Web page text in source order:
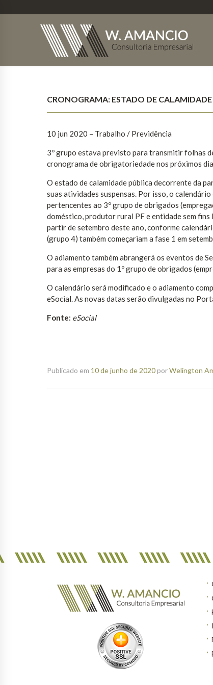
CRONOGRAMA: ESTADO DE
10 jun 2020 – Trabalho / Previdência
3º grupo estava previsto para transmitir folhas
cronograma de obrigatoriedade nos próximos
O estado de calamidade pública decorrente da
suas atividades suspensas. Por isso, o
pertencentes ao 3º grupo de obrigados
doméstico, produtor rural PF e entidade sem
partir de setembro deste ano, conforme
(grupo 4) também começariam a fase 1 em
O adiamento também abrangerá os eventos de
para as empresas do 1º grupo de obrigados
O calendário será modificado e o adiamento
eSocial. As novas datas serão divulgadas no
Fonte: eSocial
Publicado em 10 de junho de 2020porWelington